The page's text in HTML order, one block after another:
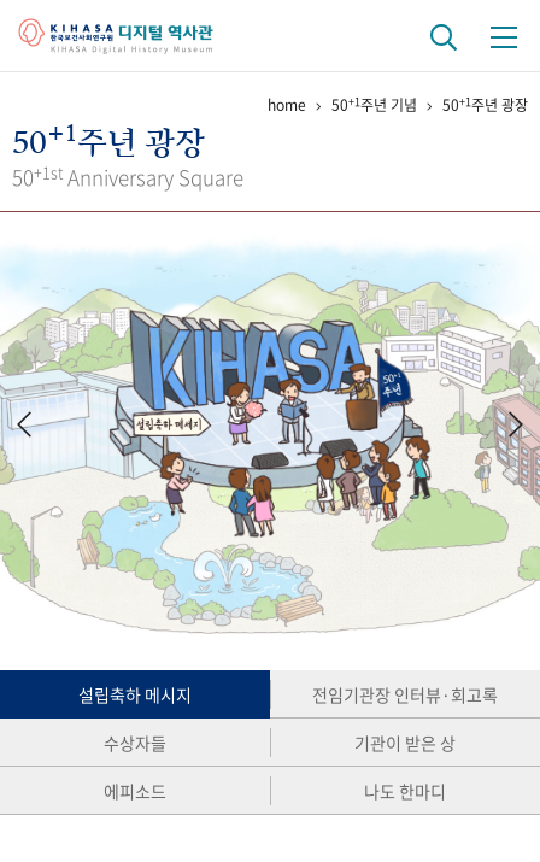
걸어온 길 기관 변천사
키워드로 보는 연구 역사
연구자들
간행물 변천사
기록물 아카이브
사진 아카이브 문서 기록물 행정박물 영상 기록물
50+1 주년 기념
성과 50선 숫자로 보는 50년 50
주년 광장
세계와 함께 한 KIHASA
VR 역사관
home 50+1주년 기념 50+1주년 광장
50+1주년 광장
50+1st Anniversary Square
설립축하 메시지
전임기관장 인터뷰·회고록
수상자들
기관이 받은 상
에피소드
나도 한마디